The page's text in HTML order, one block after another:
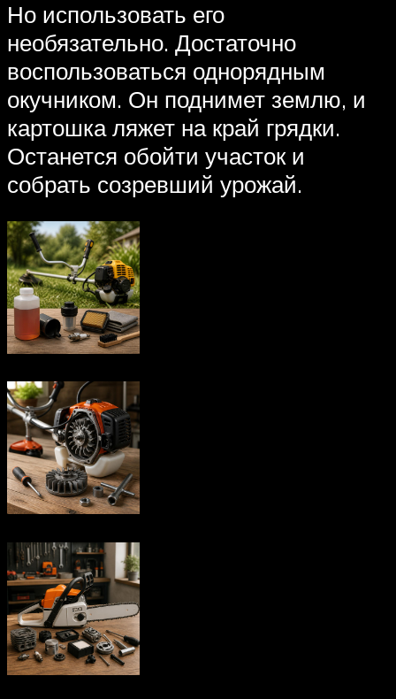
Но использовать его
необязательно. Достаточно
воспользоваться однорядным
окучником. Он поднимет землю, и
картошка ляжет на край грядки.
Останется обойти участок и
собрать созревший урожай.